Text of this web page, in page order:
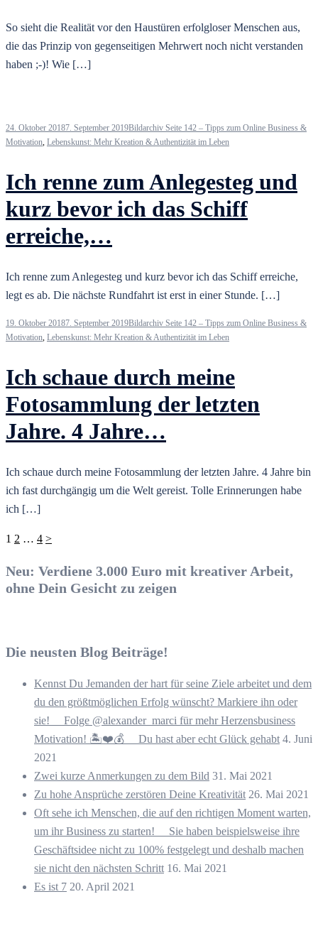
So sieht die Realität vor den Haustüren erfolgloser Menschen aus,
die das Prinzip von gegenseitigen Mehrwert noch nicht verstanden
haben ;-)! Wie […]
24. Oktober 20187. September 2019Bildarchiv Seite 142 – Tipps zum Online Business &
Motivation, Lebenskunst: Mehr Kreation & Authentizität im Leben
Ich renne zum Anlegesteg und
kurz bevor ich das Schiff
erreiche,…
Ich renne zum Anlegesteg und kurz bevor ich das Schiff erreiche,
legt es ab. Die nächste Rundfahrt ist erst in einer Stunde. […]
19. Oktober 20187. September 2019Bildarchiv Seite 142 – Tipps zum Online Business &
Motivation, Lebenskunst: Mehr Kreation & Authentizität im Leben
Ich schaue durch meine
Fotosammlung der letzten
Jahre. 4 Jahre…
Ich schaue durch meine Fotosammlung der letzten Jahre. 4 Jahre bin
ich fast durchgängig um die Welt gereist. Tolle Erinnerungen habe
ich […]
Seitennummerierung
Beiträge
1 2 … 4 >
Neu: Verdiene 3.000 Euro mit kreativer Arbeit,
ohne Dein Gesicht zu zeigen
Die neusten Blog Beiträge!
Kennst Du Jemanden der hart für seine Ziele arbeitet und dem
du den größtmöglichen Erfolg wünscht? Markiere ihn oder
sie! ⠀ Folge @alexander_marci für mehr Herzensbusiness
Motivation! 🏝️❤️💰 ⠀ Du hast aber echt Glück gehabt 4. Juni
2021
Zwei kurze Anmerkungen zu dem Bild 31. Mai 2021
Zu hohe Ansprüche zerstören Deine Kreativität 26. Mai 2021
Oft sehe ich Menschen, die auf den richtigen Moment warten,
um ihr Business zu starten! ⠀ Sie haben beispielsweise ihre
Geschäftsidee nicht zu 100% festgelegt und deshalb machen
sie nicht den nächsten Schritt 16. Mai 2021
Es ist 7 20. April 2021